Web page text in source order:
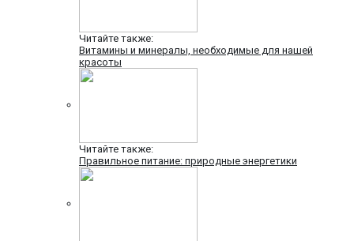
Читайте также:
Витамины и минералы, необходимые для нашей
красоты
Читайте также:
Правильное питание: природные энергетики